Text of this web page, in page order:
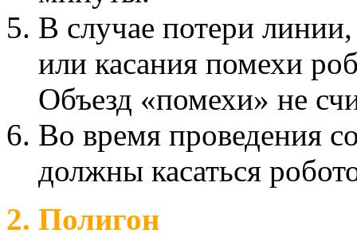
В случае потери
или касания помехи
Объезд «помехи» не
Во время проведения
должны касаться
2. Полигон